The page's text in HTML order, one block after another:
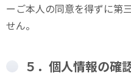
ーご本人の同意を得ずに第
せん。
５．個人情報の確